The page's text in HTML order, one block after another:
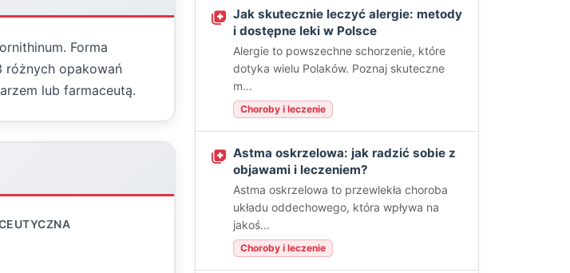
Forma
różnych opakowań
lub farmaceutą.
Jak skutecznie leczyć alergie: metody
i dostępne leki w Polsce
Alergie to powszechne schorzenie, które
dotyka wielu Polaków. Poznaj skuteczne
m...
Choroby i leczenie
Astma oskrzelowa: jak radzić sobie z
objawami i leczeniem?
Astma oskrzelowa to przewlekła choroba
układu oddechowego, która wpływa na
jakoś...
Choroby i leczenie